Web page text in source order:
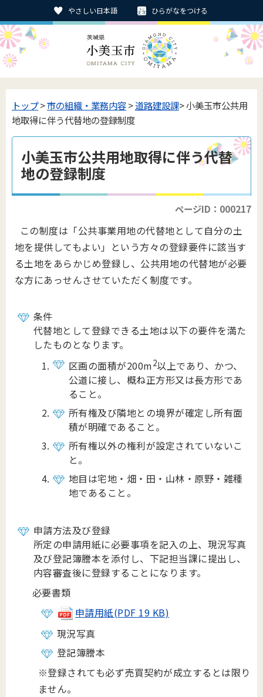
やさしい日本語 ひらがなをつける
トップ>市の組織・業務内容>道路建設課> 小美玉市公共用
地取得に伴う代替地の登録制度
小美玉市公共用地取得に伴う代替
地の登録制度
ページID：000217
この制度は「公共事業用地の代替地として自分の土
地を提供してもよい」という方々の登録要件に該当す
る土地をあらかじめ登録し、公共用地の代替地が必要
な方にあっせんさせていただく制度です。
条件
代替地として登録できる土地は以下の要件を満た
したものとなります。
区画の面積が200m2以上であり、かつ、
公道に接し、概ね正方形又は長方形であ
ること。
所有権及び隣地との境界が確定し所有面
積が明確であること。
所有権以外の権利が設定されていないこ
と。
地目は宅地・畑・田・山林・原野・雑種
地であること。
申請方法及び登録
所定の申請用紙に必要事項を記入の上、現況写真
及び登記簿謄本を添付し、下記担当課に提出し、
内容審査後に登録することになります。
必要書類
申請用紙(PDF 19 KB)
現況写真
登記簿謄本
※登録されても必ず売買契約が成立するとは限り
ません。